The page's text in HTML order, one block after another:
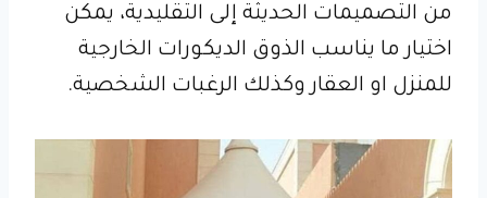
من التصميمات الحديثة إلى التقليدية، يمكن
اختيار ما يناسب الذوق الديكورات الخارجية
للمنزل او العقار وكذلك الرغبات الشخصية.